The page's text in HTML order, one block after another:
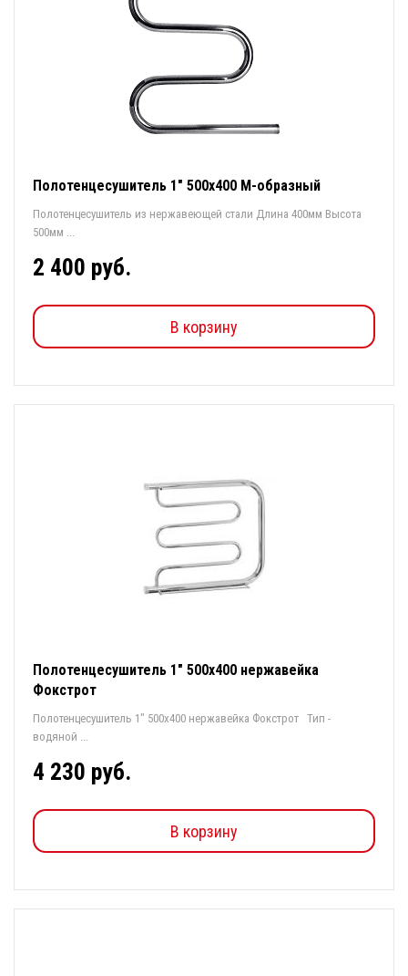
Полотенцесушитель 1" 500х400 М-образный
Полотенцесушитель из нержавеющей стали Длина 400мм Высота
500мм ...
2 400 руб.
В корзину
Полотенцесушитель 1" 500х400 нержавейка
Фокстрот
Полотенцесушитель 1" 500х400 нержавейка Фокстрот Тип -
водяной ...
4 230 руб.
В корзину